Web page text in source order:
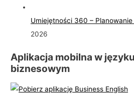
Umiejętności 360 –
2026
Aplikacja mobilna w
biznesowym